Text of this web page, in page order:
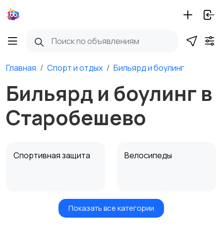
Главная Спорт и отдых Бильярд и боулинг
Бильярд и боулинг в
Старобешево
Спортивная защита Велосипеды
Самокаты и
Показать все категории